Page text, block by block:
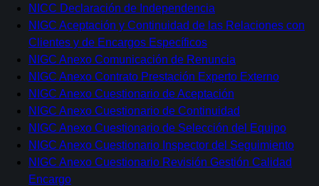
NICC Declaración de Independencia
NIGC Aceptación y Continuidad de las Relaciones con
Clientes y de Encargos Específicos
NIGC Anexo Comunicación de Renuncia
NIGC Anexo Contrato Prestación Experto Externo
NIGC Anexo Cuestionario de Aceptación
NIGC Anexo Cuestionario de Continuidad
NIGC Anexo Cuestionario de Selección del Equipo
NIGC Anexo Cuestionario Inspector del Seguimiento
NIGC Anexo Cuestionario Revisión Gestión Calidad
Encargo